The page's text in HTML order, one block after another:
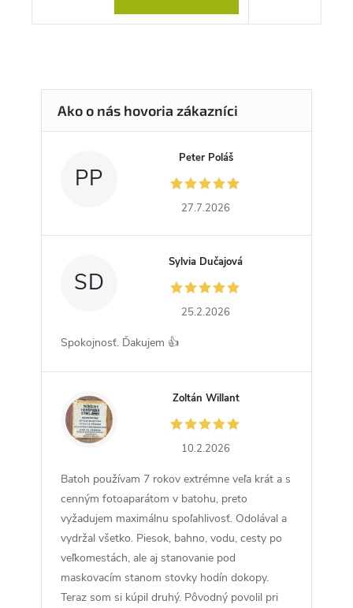
PP
Peter Poláš
27.7.2026
SD
Sylvia Dučajová
25.2.2026
Spokojnosť. Ďakujem 👍
ZW
Zoltán Willant
10.2.2026
Batoh používam 7 rokov extrémne veľa krát a s
cenným fotoaparátom v batohu, preto
vyžadujem maximálnu spoľahlivosť. Odolával a
vydržal všetko. Piesok, bahno, vodu, cesty po
veľkomestách, ale aj stanovanie pod
maskovacím stanom stovky hodín dokopy.
Teraz som si kúpil druhý. Pôvodný povolil pri